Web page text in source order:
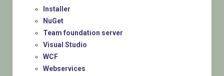
Installer
NuGet
Team foundation server
Visual Studio
WCF
Webservices